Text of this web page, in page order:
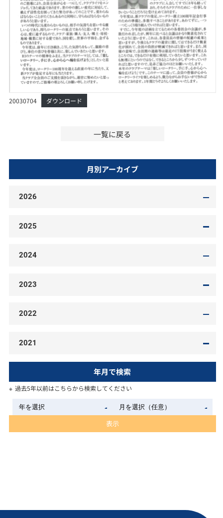
20030704 ダウンロード
一覧に戻る
月別アーカイブ
2026
2025
2024
2023
2022
2021
年月で検索
過去5年以前はこちらから検索してください
表示